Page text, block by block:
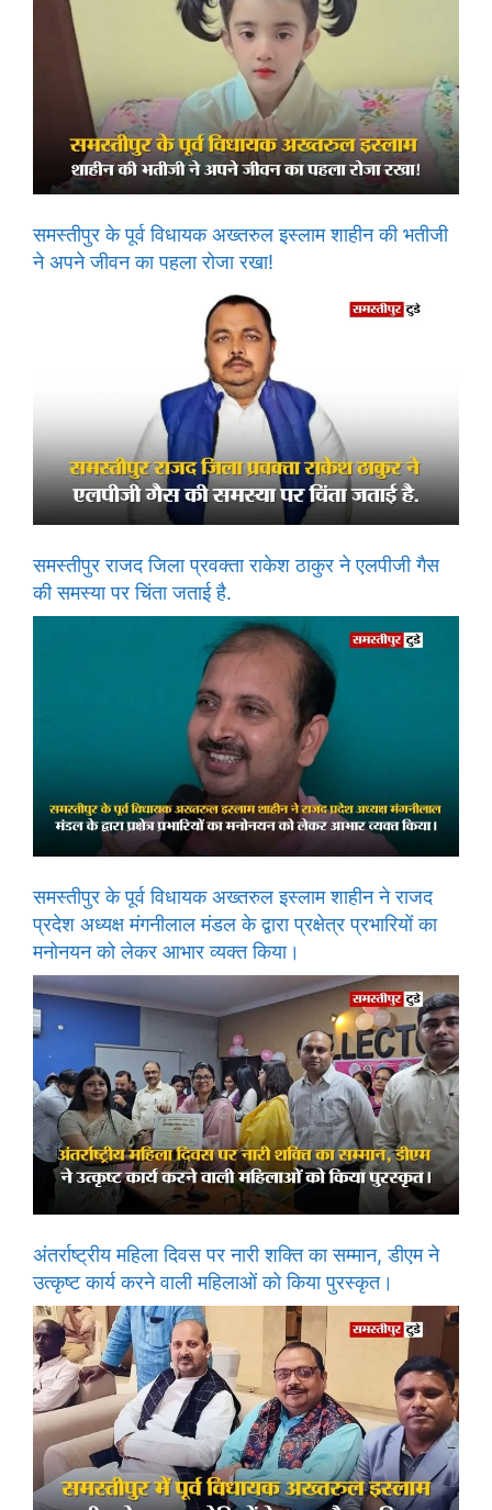
समस्तीपुर के पूर्व विधायक अख्तरुल इस्लाम शाहीन की भतीजी
ने अपने जीवन का पहला रोजा रखा!
समस्तीपुर राजद जिला प्रवक्ता राकेश ठाकुर ने एलपीजी गैस
की समस्या पर चिंता जताई है.
समस्तीपुर के पूर्व विधायक अख्तरुल इस्लाम शाहीन ने राजद
प्रदेश अध्यक्ष मंगनीलाल मंडल के द्वारा प्रक्षेत्र प्रभारियों का
मनोनयन को लेकर आभार व्यक्त किया।
अंतर्राष्ट्रीय महिला दिवस पर नारी शक्ति का सम्मान, डीएम ने
उत्कृष्ट कार्य करने वाली महिलाओं को किया पुरस्कृत।